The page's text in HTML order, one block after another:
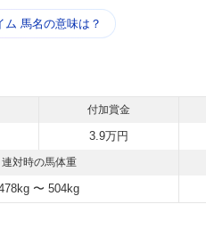
ム 馬名の意味は？
付加賞金
3.9万円
連対時の馬体重
〜 504kg